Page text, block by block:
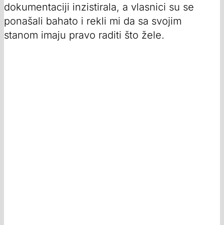
dokumentaciji inzistirala, a vlasnici su se
ponašali bahato i rekli mi da sa svojim
stanom imaju pravo raditi što žele.